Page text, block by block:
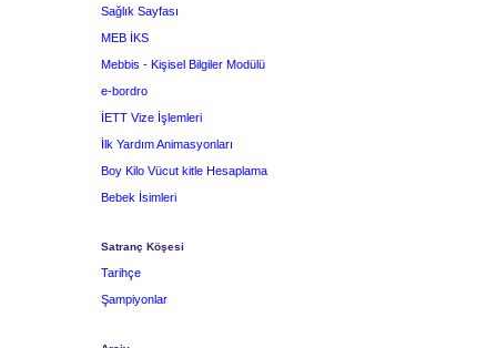
Sağlık Sayfası
MEB İKS
Mebbis - Kişisel Bilgiler Modülü
e-bordro
İETT Vize İşlemleri
İlk Yardım Animasyonları
Boy Kilo Vücut kitle Hesaplama
Bebek İsimleri
Satranç Köşesi
Tarihçe
Şampiyonlar